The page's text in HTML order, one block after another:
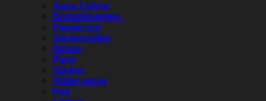
Aqua Colors
Droogbloemen
Pigmenten
Stickervellen
Strass
Paint
Sticker
Glitter spray
Foil